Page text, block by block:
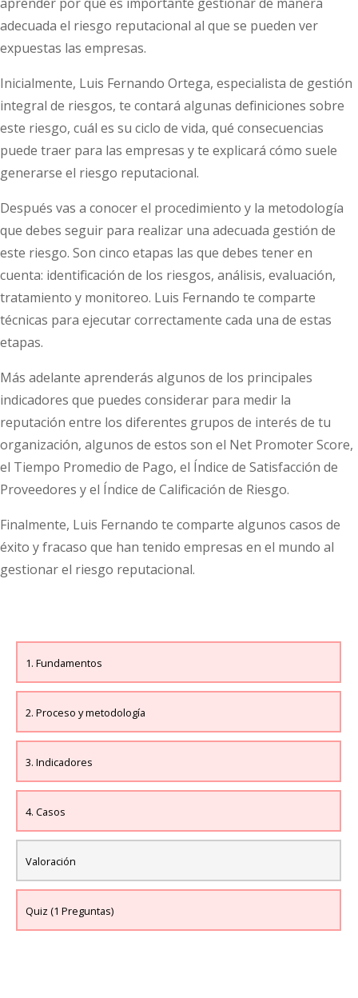
adecuada el riesgo reputacional al que se pueden ver
expuestas las empresas.
Inicialmente, Luis Fernando Ortega, especialista de gestión
integral de riesgos, te contará algunas definiciones sobre
este riesgo, cuál es su ciclo de vida, qué consecuencias
puede traer para las empresas y te explicará cómo suele
generarse el riesgo reputacional.
Después vas a conocer el procedimiento y la metodología
que debes seguir para realizar una adecuada gestión de
este riesgo. Son cinco etapas las que debes tener en
cuenta: identificación de los riesgos, análisis, evaluación,
tratamiento y monitoreo. Luis Fernando te comparte
técnicas para ejecutar correctamente cada una de estas
etapas.
Más adelante aprenderás algunos de los principales
indicadores que puedes considerar para medir la
reputación entre los diferentes grupos de interés de tu
organización, algunos de estos son el Net Promoter Score,
el Tiempo Promedio de Pago, el Índice de Satisfacción de
Proveedores y el Índice de Calificación de Riesgo.
Finalmente, Luis Fernando te comparte algunos casos de
éxito y fracaso que han tenido empresas en el mundo al
gestionar el riesgo reputacional.
1. Fundamentos
2. Proceso y metodología
3. Indicadores
4. Casos
Valoración
Quiz (1 Preguntas)